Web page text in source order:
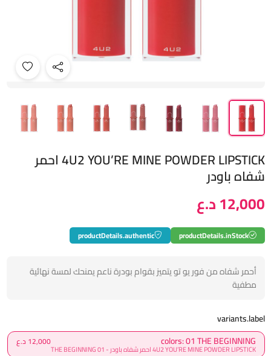
4U2 YOU’RE MINE POWDER LIPSTICK احمر
شفاه باودر
12,000 د.ع
productDetails.inStock
productDetails.authentic
أحمر شفاه من فور يو تو يتميز بقوام بودرة ناعم يمنحك لمسة نهائية
مطفية
variants.label
colors: 01 THE BEGINNING
4U2 YOU’RE MINE POWDER LIPSTICK احمر شفاه باودر - 01 THE BEGINNING
12,000 د.ع